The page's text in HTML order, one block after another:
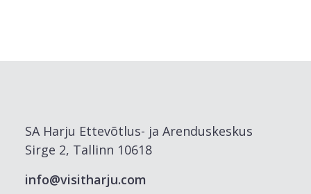
SA Harju Ettevõtlus- ja Arenduskeskus
Sirge 2, Tallinn 10618
info@visitharju.com